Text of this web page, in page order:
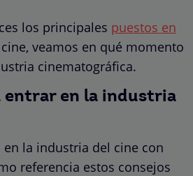
los principales puestos en
veamos en qué momento
cinematográfica.
entrar en la industria
la industria del cine con
referencia estos consejos